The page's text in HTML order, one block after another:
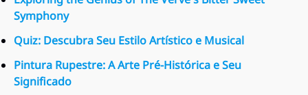
Symphony
Quiz: Descubra Seu Estilo Artístico e Musical
Pintura Rupestre: A Arte Pré-Histórica e Seu
Significado